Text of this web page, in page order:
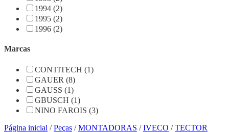
1994 (2)
1995 (2)
1996 (2)
Marcas
CONTITECH (1)
GAUER (8)
GAUSS (1)
GBUSCH (1)
NINO FAROIS (3)
Página inicial /Peças /MONTADORAS /IVECO /TECTOR